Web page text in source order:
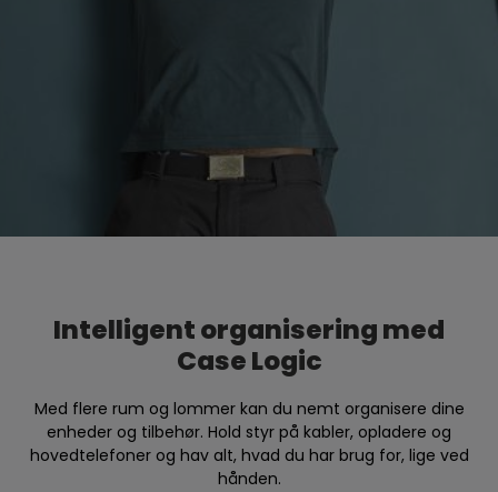
Intelligent organisering med
Case Logic
Med flere rum og lommer kan du nemt organisere dine
enheder og tilbehør. Hold styr på kabler, opladere og
hovedtelefoner og hav alt, hvad du har brug for, lige ved
hånden.